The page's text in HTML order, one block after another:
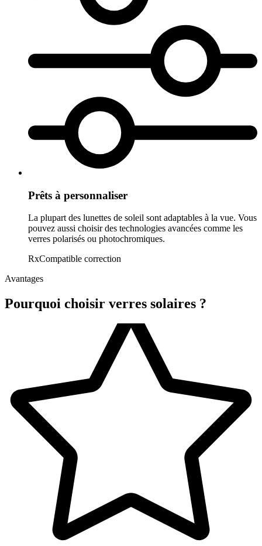
Prêts à personnaliser
La plupart des lunettes de soleil sont adaptables à la vue. Vous
pouvez aussi choisir des technologies avancées comme les
verres polarisés ou photochromiques.
RxCompatible correction
Avantages
Pourquoi choisir verres solaires ?